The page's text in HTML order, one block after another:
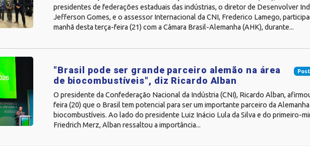
presidentes de federações estaduais das indústrias, o diretor de Desenvolver
Jefferson Gomes, e o assessor Internacional da CNI, Frederico Lamego,
manhã desta terça-feira (21) com a Câmara Brasil-Alemanha (AHK), durante...
"Brasil pode ser grande parceiro alemão na área
de biocombustíveis", diz Ricardo Alban
O presidente da Confederação Nacional da Indústria (CNI), Ricardo Alban,
feira (20) que o Brasil tem potencial para ser um importante parceiro da Alemanha
biocombustíveis. Ao lado do presidente Luiz Inácio Lula da Silva e do primeiro-
Friedrich Merz, Alban ressaltou a importância...